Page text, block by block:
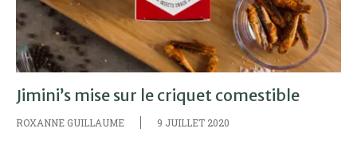
Jimini’s mise sur le criquet comestible
ROXANNE GUILLAUME 9 JUILLET 2020